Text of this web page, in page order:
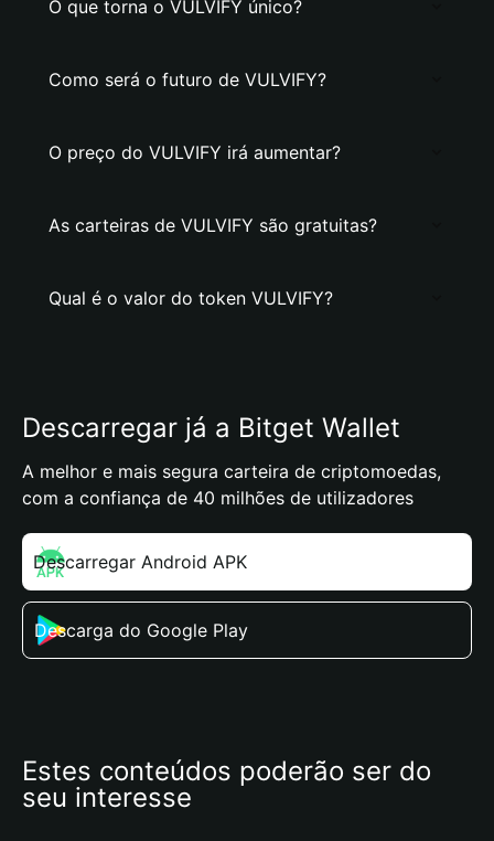
O que torna o VULVIFY único?
Como será o futuro de VULVIFY?
O preço do VULVIFY irá aumentar?
As carteiras de VULVIFY são gratuitas?
Qual é o valor do token VULVIFY?
Descarregar já a Bitget Wallet
A melhor e mais segura carteira de criptomoedas,
com a confiança de 40 milhões de utilizadores
Descarregar Android APK
Descarga do Google Play
Estes conteúdos poderão ser do
seu interesse